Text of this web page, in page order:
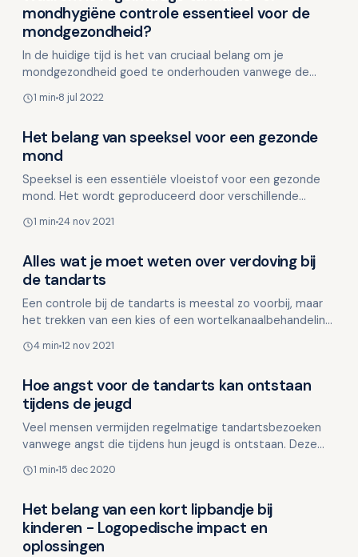
Overig nieuws
mondhygiëne controle essentieel voor de
mondgezondheid?
In de huidige tijd is het van cruciaal belang om je
mondgezondheid goed te onderhouden vanwege de
belang van…
1 min 8 jul 2022
Overig nieuws
Het belang van speeksel voor een gezonde
mond
Speeksel is een essentiële vloeistof voor een gezonde
mond. Het wordt geproduceerd door verschillende
f…
1 min 24 nov 2021
Overig nieuws
Alles wat je moet weten over verdoving bij
de tandarts
Een controle bij de tandarts is meestal zo voorbij, maar
het trekken van een kies of een wortelkanaalbehandeling
4 min 12 nov 2021
Overig nieuws
Hoe angst voor de tandarts kan ontstaan
tijdens de jeugd
Veel mensen vermijden regelmatige tandartsbezoeken
vanwege angst die tijdens hun jeugd is ontstaan. Deze
wat…
1 min 15 dec 2020
Overig nieuws
Het belang van een kort lipbandje bij
kinderen - Logopedische impact en
oplossingen